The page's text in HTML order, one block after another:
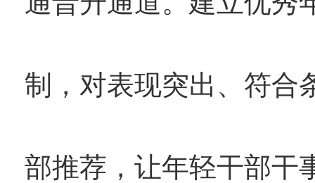
制，对表现突出、符合
部推荐，让年轻干部干